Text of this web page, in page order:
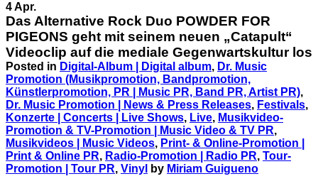
4 Apr.
Das Alternative Rock Duo POWDER FOR
PIGEONS geht mit seinem neuen „Catapult“
Videoclip auf die mediale Gegenwartskultur los
Posted in Digital-Album | Digital album, Dr. Music
Promotion (Musikpromotion, Bandpromotion,
Künstlerpromotion, PR | Music PR, Band PR, Artist PR),
Dr. Music Promotion | News & Press Releases, Festivals,
Konzerte | Concerts | Live Shows, Live, Musikvideo-
Promotion & TV-Promotion | Music Video & TV PR,
Musikvideos | Music Videos, Print- & Online-Promotion |
Print & Online PR, Radio-Promotion | Radio PR, Tour-
Promotion | Tour PR, Vinyl by Miriam Guigueno